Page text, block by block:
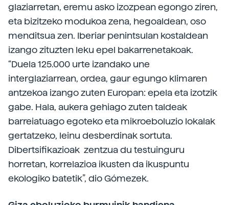
glaziarretan, eremu asko izozpean egongo ziren,
eta bizitzeko modukoa zena, hegoaldean, oso
menditsua zen. Iberiar penintsulan kostaldean
izango zituzten leku epel bakarrenetakoak.
“Duela 125.000 urte izandako une
interglaziarrean, ordea, gaur egungo klimaren
antzekoa izango zuten Europan: epela eta izotzik
gabe. Hala, aukera gehiago zuten taldeak
barreiatuago egoteko eta mikroeboluzio lokalak
gertatzeko, leinu desberdinak sortuta.
Dibertsifikazioak zentzua du testuinguru
horretan, korrelazioa ikusten da ikuspuntu
ekologiko batetik”, dio Gómezek.